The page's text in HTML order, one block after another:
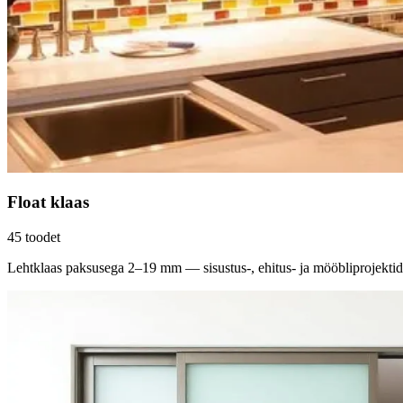
Float klaas
45 toodet
Lehtklaas paksusega 2–19 mm — sisustus-, ehitus- ja